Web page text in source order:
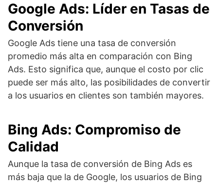
Google Ads: Líder en Tasas de
Conversión
Google Ads tiene una tasa de conversión
promedio más alta en comparación con Bing
Ads. Esto significa que, aunque el costo por clic
puede ser más alto, las posibilidades de convertir
a los usuarios en clientes son también mayores.
Bing Ads: Compromiso de
Calidad
Aunque la tasa de conversión de Bing Ads es
más baja que la de Google, los usuarios de Bing